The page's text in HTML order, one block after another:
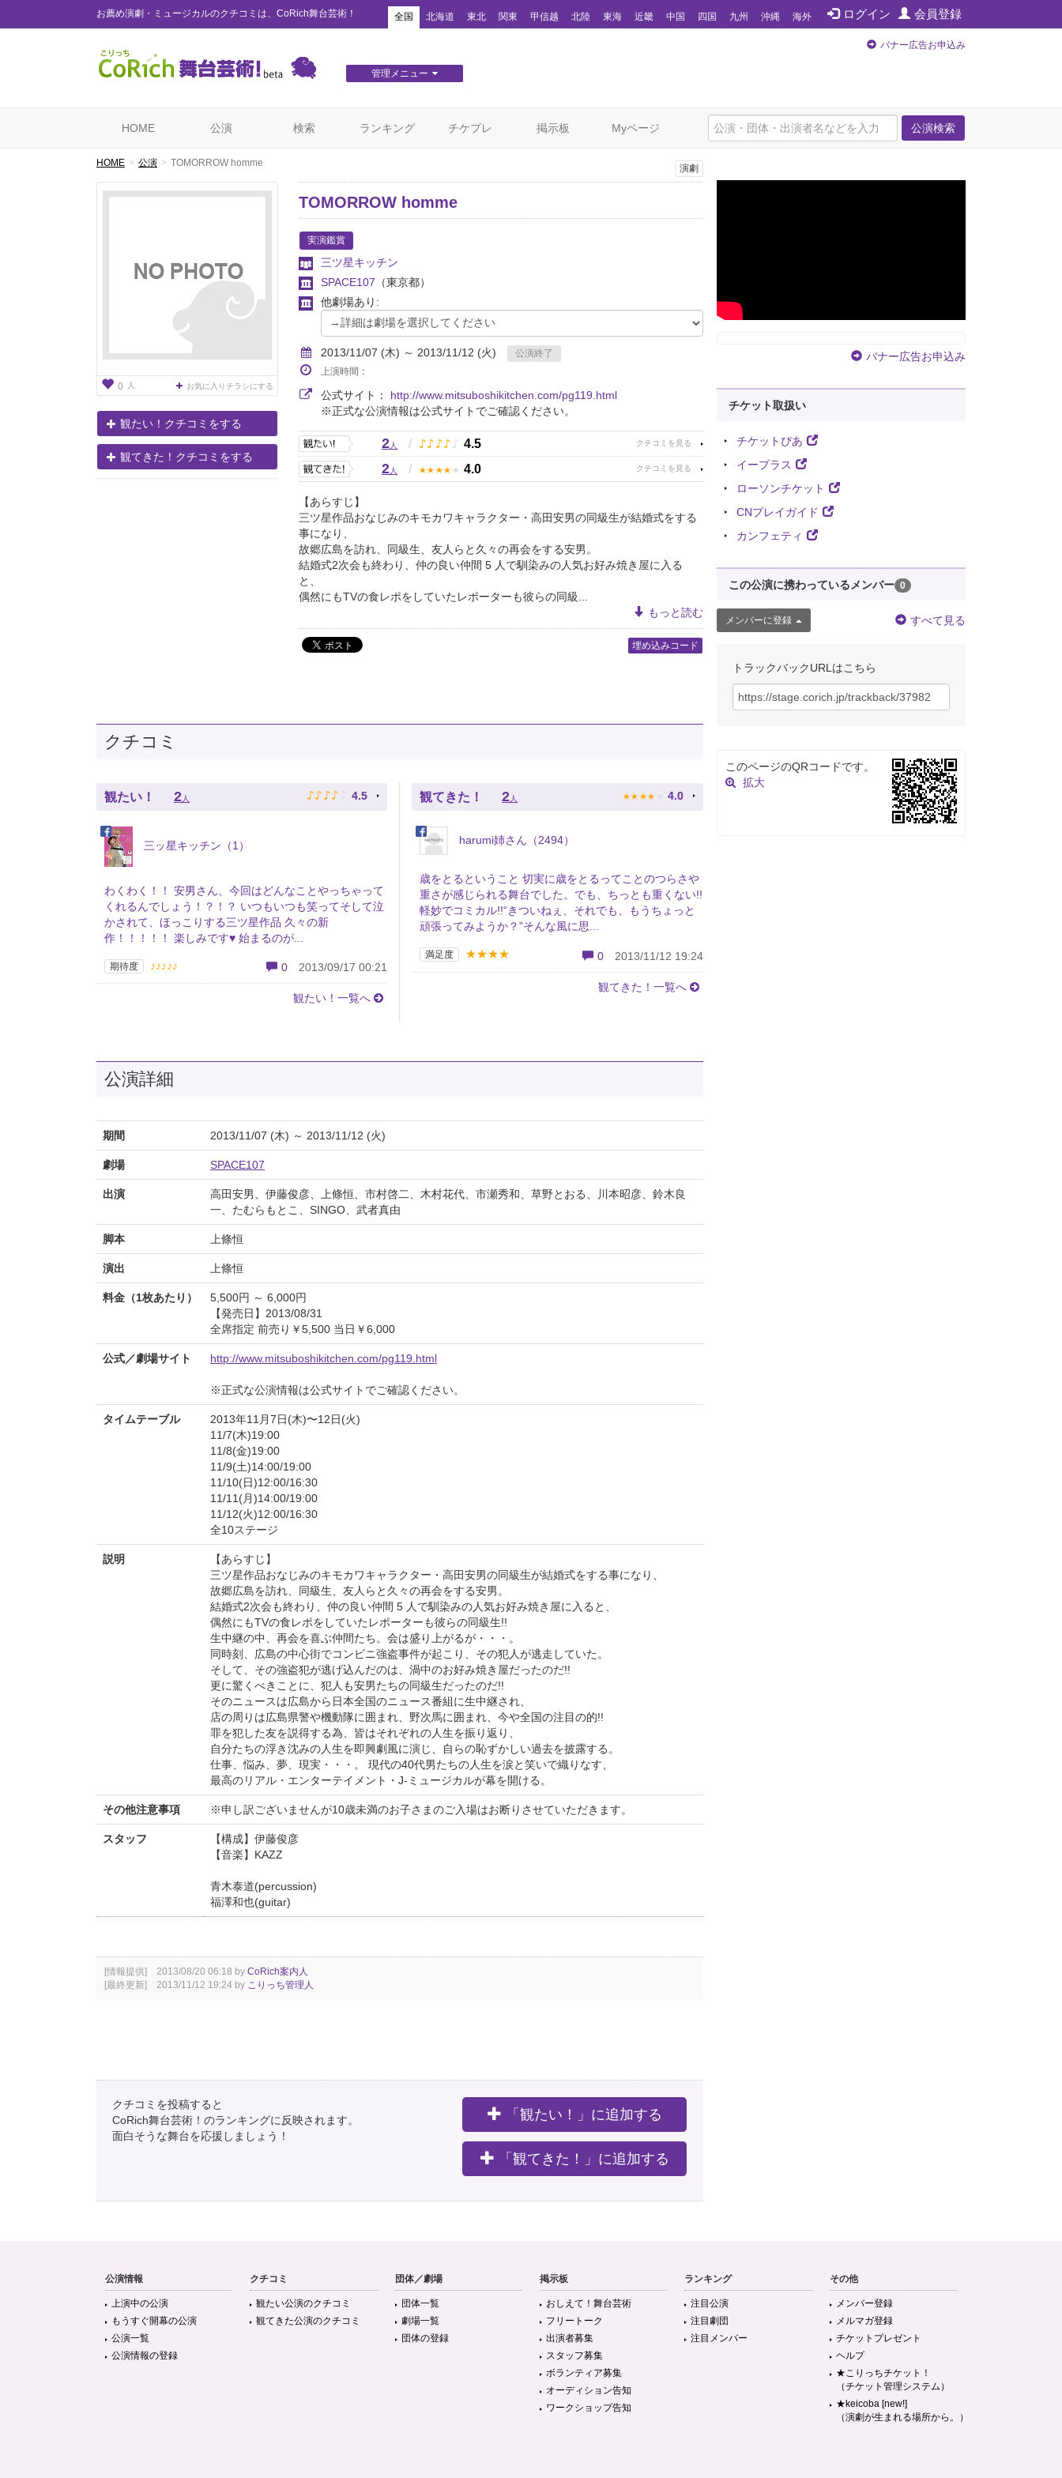
お薦め演劇・ミュージカルのクチコミは、CoRich舞台芸術！ ログイン 会員登録
全国 北海道 東北 関東 甲信越 北陸 東海 近畿 中国 四国 九州 沖縄 海外
管理メニュー
バナー広告お申込み
公演検索
HOME 公演 検索 ランキング チケプレ 掲示板 Myページ
HOME 公演 TOMORROW homme
0 人 お気に入りチラシにする
観たい！クチコミをする
観てきた！クチコミをする
演劇
TOMORROW homme
実演鑑賞
三ツ星キッチン
SPACE107 （東京都）
他劇場あり:
2013/11/07 (木) ～ 2013/11/12 (火)
公演終了
上演時間：
公式サイト： http://www.mitsuboshikitchen.com/pg119.html
※正式な公演情報は公式サイトでご確認ください。
2人 / ♪ ♪ ♪ ♪ ♪ 4.5
2人 / ★ ★ ★ ★ ★ 4.0
【あらすじ】
三ツ星作品おなじみのキモカワキャラクター・高田安男の同級生が結婚式をする
事になり、
故郷広島を訪れ、同級生、友人らと久々の再会をする安男。
結婚式2次会も終わり、仲の良い仲間 5 人で馴染みの人気お好み焼き屋に入る
と、
偶然にもTVの食レポをしていたレポーターも彼らの同級...
もっと読む
埋め込みコード
クチコミ
観たい！ 2 人 ♪ ♪ ♪ ♪ ♪ 4.5
三ッ星キッチン（1）
わくわく！！ 安男さん、今回はどんなことやっちゃって
くれるんでしょう！？！？ いつもいつも笑ってそして泣
かされて、ほっこりする三ツ星作品 久々の新
作！！！！！ 楽しみです♥ 始まるのが...
期待度 ♪♪♪♪♪ 0 2013/09/17 00:21
観たい！一覧へ
観てきた！ 2 人 ★ ★ ★ ★ ★ 4.0
harumi姉さん（2494）
歳をとるということ 切実に歳をとるってことのつらさや
重さが感じられる舞台でした。でも、ちっとも重くない!!
軽妙でコミカル!!“きついねぇ、それでも、もうちょっと
頑張ってみようか？”そんな風に思...
満足度 ★★★★ 0 2013/11/12 19:24
観てきた！一覧へ
公演詳細
期間 2013/11/07 (木) ～ 2013/11/12 (火)
劇場 SPACE107
出演
高田安男、伊藤俊彦、上條恒、市村啓二、木村花代、市瀬秀和、草野とおる、川本昭彦、鈴木良
一、たむらもとこ、SINGO、武者真由
脚本 上條恒
演出 上條恒
料金（1枚あたり）
5,500円 ～ 6,000円
【発売日】2013/08/31
全席指定 前売り￥5,500 当日￥6,000
公式／劇場サイト http://www.mitsuboshikitchen.com/pg119.html
※正式な公演情報は公式サイトでご確認ください。
タイムテーブル
2013年11月7日(木)〜12日(火)
11/7(木)19:00
11/8(金)19:00
11/9(土)14:00/19:00
11/10(日)12:00/16:30
11/11(月)14:00/19:00
11/12(火)12:00/16:30
全10ステージ
説明
【あらすじ】
三ツ星作品おなじみのキモカワキャラクター・高田安男の同級生が結婚式をする事になり、
故郷広島を訪れ、同級生、友人らと久々の再会をする安男。
結婚式2次会も終わり、仲の良い仲間 5 人で馴染みの人気お好み焼き屋に入ると、
偶然にもTVの食レポをしていたレポーターも彼らの同級生!!
生中継の中、再会を喜ぶ仲間たち。会は盛り上がるが・・・。
同時刻、広島の中心街でコンビニ強盗事件が起こり、その犯人が逃走していた。
そして、その強盗犯が逃げ込んだのは、渦中のお好み焼き屋だったのだ!!
更に驚くべきことに、犯人も安男たちの同級生だったのだ!!
そのニュースは広島から日本全国のニュース番組に生中継され、
店の周りは広島県警や機動隊に囲まれ、野次馬に囲まれ、今や全国の注目の的!!
罪を犯した友を説得する為、皆はそれぞれの人生を振り返り、
自分たちの浮き沈みの人生を即興劇風に演じ、自らの恥ずかしい過去を披露する。
仕事、悩み、夢、現実・・・。 現代の40代男たちの人生を涙と笑いで織りなす、
最高のリアル・エンターテイメント・J-ミュージカルが幕を開ける。
その他注意事項 ※申し訳ございませんが10歳未満のお子さまのご入場はお断りさせていただきます。
スタッフ
【構成】伊藤俊彦
【音楽】KAZZ
青木泰道(percussion)
福澤和也(guitar)
[情報提供] 2013/08/20 06:18 by CoRich案内人
[最終更新] 2013/11/12 19:24 by こりっち管理人
クチコミを投稿すると
CoRich舞台芸術！のランキングに反映されます。
面白そうな舞台を応援しましょう！
「観たい！」に追加する
「観てきた！」に追加する
バナー広告お申込み
チケット取扱い
チケットぴあ
イープラス
ローソンチケット
CNプレイガイド
カンフェティ
この公演に携わっているメンバー 0
メンバーに登録 すべて見る
トラックバックURLはこちら
このページのQRコードです。
拡大
公演情報
上演中の公演
もうすぐ開幕の公演
公演一覧
公演情報の登録
クチコミ
観たい公演のクチコミ
観てきた公演のクチコミ
団体／劇場
団体一覧
劇場一覧
団体の登録
掲示板
おしえて！舞台芸術
フリートーク
出演者募集
スタッフ募集
ボランティア募集
オーディション告知
ワークショップ告知
ランキング
注目公演
注目劇団
注目メンバー
その他
メンバー登録
メルマガ登録
チケットプレゼント
ヘルプ
★こりっちチケット！
（チケット管理システム）
★keicoba [new!]
（演劇が生まれる場所から。）